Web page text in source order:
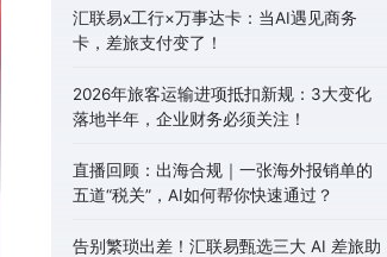
汇联易x工行×万事达卡：当AI遇见商务
卡，差旅支付变了！
2026年旅客运输进项抵扣新规：3大变化
落地半年，企业财务必须关注！
直播回顾：出海合规｜一张海外报销单的
五道“税关”，AI如何帮你快速通过？
告别繁琐出差！汇联易甄选三大 AI 差旅助